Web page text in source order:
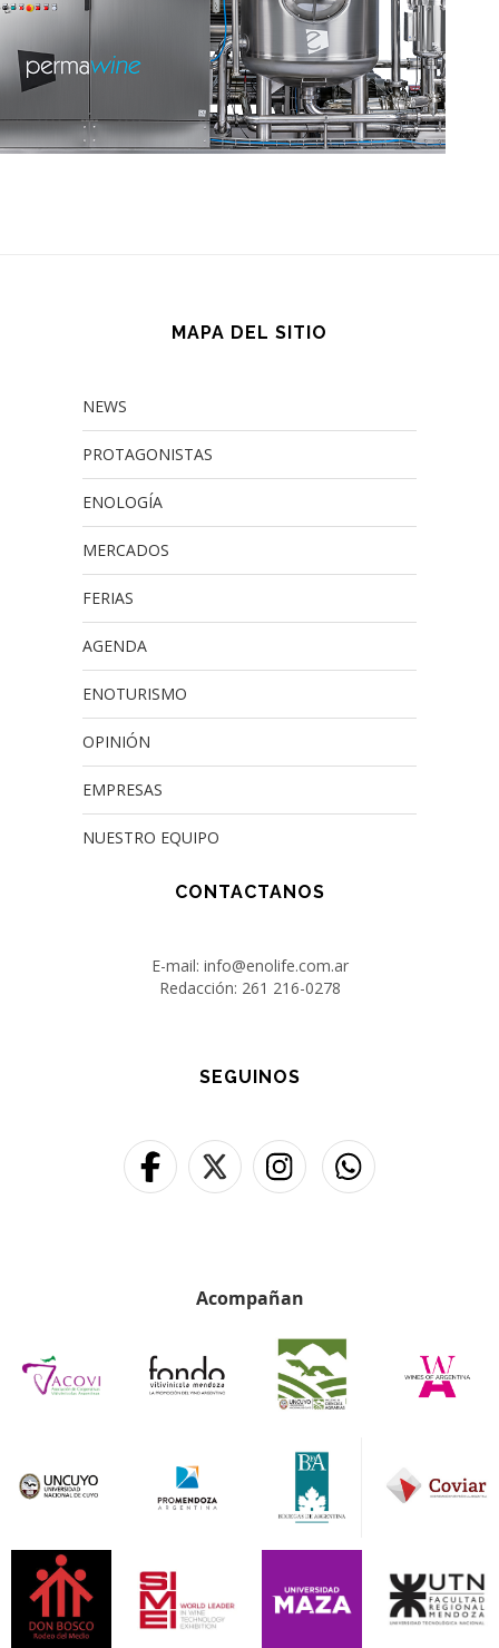
MAPA DEL SITIO
NEWS
PROTAGONISTAS
ENOLOGÍA
MERCADOS
FERIAS
AGENDA
ENOTURISMO
OPINIÓN
EMPRESAS
NUESTRO EQUIPO
CONTACTANOS
E-mail: info@enolife.com.ar
Redacción: 261 216-0278
SEGUINOS
Acompañan